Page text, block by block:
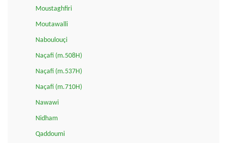
Moustaghfiri
Moutawalli
Naboulouçi
Naçafi (m.508H)
Naçafi (m.537H)
Naçafi (m.710H)
Nawawi
Nidham
Qaddoumi